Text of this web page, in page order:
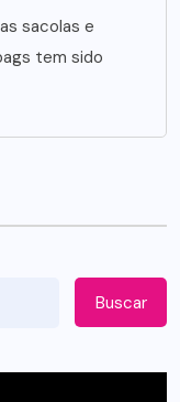
sacolas e
tem sido
Buscar